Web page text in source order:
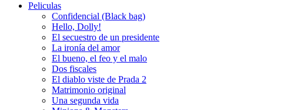
Peliculas
Confidencial (Black bag)
Hello, Dolly!
El secuestro de un presidente
La ironía del amor
El bueno, el feo y el malo
Dos fiscales
El diablo viste de Prada 2
Matrimonio original
Una segunda vida